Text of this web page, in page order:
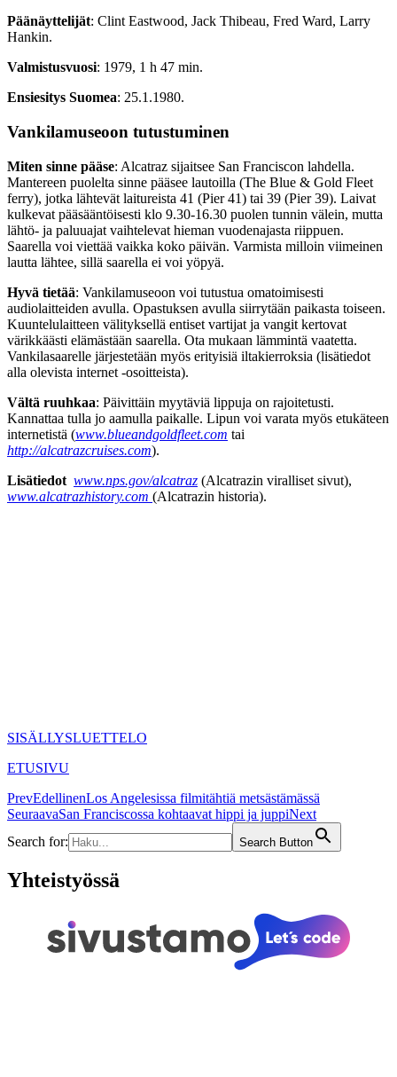
Päänäyttelijät: Clint Eastwood, Jack Thibeau, Fred Ward, Larry
Hankin.
Valmistusvuosi: 1979, 1 h 47 min.
Ensiesitys Suomea: 25.1.1980.
Vankilamuseoon tutustuminen
Miten sinne pääse: Alcatraz sijaitsee San Franciscon lahdella.
Mantereen puolelta sinne pääsee lautoilla (The Blue & Gold Fleet
ferry), jotka lähtevät laitureista 41 (Pier 41) tai 39 (Pier 39). Laivat
kulkevat pääsääntöisesti klo 9.30-16.30 puolen tunnin välein, mutta
lähtö- ja paluuajat vaihtelevat hieman vuodenajasta riippuen.
Saarella voi viettää vaikka koko päivän. Varmista milloin viimeinen
lautta lähtee, sillä saarella ei voi yöpyä.
Hyvä tietää: Vankilamuseoon voi tutustua omatoimisesti
audiolaitteiden avulla. Opastuksen avulla siirrytään paikasta toiseen.
Kuuntelulaitteen välityksellä entiset vartijat ja vangit kertovat
värikkäästi elämästään saarella. Ota mukaan lämmintä vaatetta.
Vankilasaarelle järjestetään myös erityisiä iltakierroksia (lisätiedot
alla olevista internet -osoitteista).
Vältä ruuhkaa: Päivittäin myytäviä lippuja on rajoitetusti.
Kannattaa tulla jo aamulla paikalle. Lipun voi varata myös etukäteen
internetistä (www.blueandgoldfleet.com tai
http://alcatrazcruises.com).
Lisätiedot www.nps.gov/alcatraz (Alcatrazin viralliset sivut),
www.alcatrazhistory.com (Alcatrazin historia).
SISÄLLYSLUETTELO
ETUSIVU
PrevEdellinenLos Angelesissa filmitähtiä metsästämässä
SeuraavaSan Franciscossa kohtaavat hippi ja juppiNext
Search for:
Search Button
Yhteistyössä